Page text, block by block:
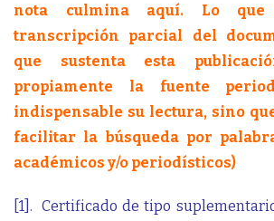
nota culmina aquí. Lo
transcripción parcial del
que sustenta esta
propiamente la fuente
indispensable su lectura, sino
facilitar la búsqueda por
académicos y/o periodísticos)
[1] . Certificado de tipo